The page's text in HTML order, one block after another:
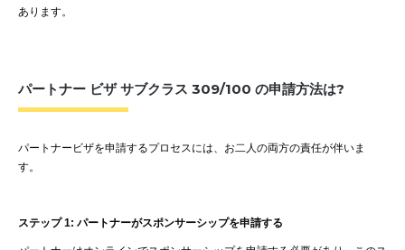
あります。
パートナー ビザ サブクラス 309/100 の申請方法は?
パートナービザを申請するプロセスには、お二人の両方の責任が伴いま
す。
ステップ1: パートナーがスポンサーシップを申請する